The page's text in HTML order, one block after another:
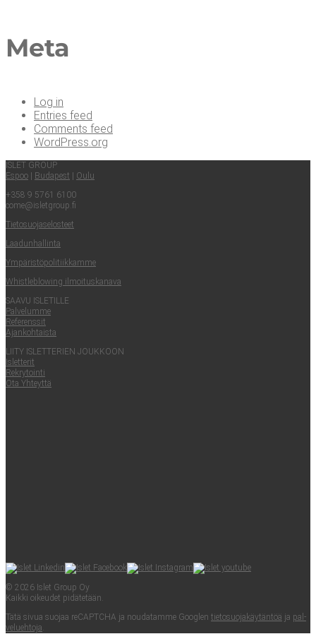
Meta
Log in
Entries feed
Comments feed
WordPress.org
ISLET GROUP
Espoo
Buda­pest
Oulu
+358 9 5761 6100
come@​isletgroup.​fi
Tie­to­suo­ja­se­los­teet
Laa­dun­hal­lin­ta
Ympä­ris­tö­po­li­tiik­kam­me
Whist­le­blowing ilmoituskanava
SAA­VU ISLETILLE
Pal­ve­lum­me
Refe­rens­sit
Ajan­koh­tais­ta
LII­TY ISLET­TE­RIEN JOUKKOON
Islet­te­rit
Rek­ry­toin­ti
Ota Yhteyt­tä
© 2026 Islet Group Oy
Kaik­ki oikeu­det pidätetään.
Tätä sivua suo­jaa reCAPTC­HA ja nou­da­tam­me Googlen tie­to­suo­ja­käy­tän­töä ja pal­
ve­lueh­to­ja.